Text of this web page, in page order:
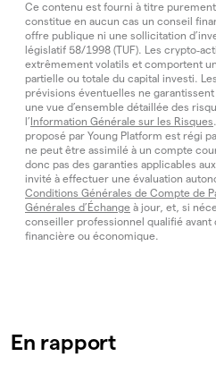
Ce contenu est fourni à titre
constitue en aucun cas un conseil
offre publique ni une sollicitation
législatif 58/1998 (TUF). Les
extrêmement volatils et comportent
partielle ou totale du capital investi.
prévisions éventuelles ne
une vue d’ensemble détaillée des
l’ Information Générale sur les Risques
proposé par Young Platform est régi
ne peut être assimilé à un compte
donc pas des garanties applicables
invité à effectuer une évaluation
Conditions Générales de Compte de
Générales d’Échange à jour, et, si
conseiller professionnel qualifié
financière ou économique.
En rapport